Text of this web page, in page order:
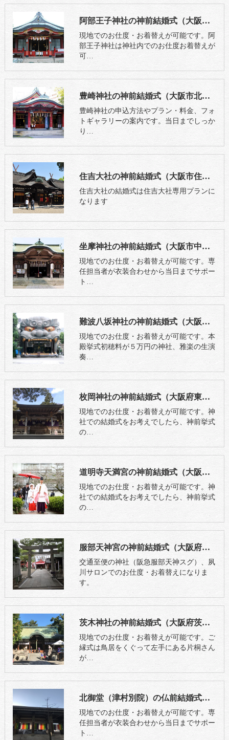
阿部王子神社の神前結婚式（大阪市阿倍野区）
現地でのお仕度・お着替えが可能です。阿
部王子神社は神社内でのお仕度お着替えが
可…
豊崎神社の神前結婚式（大阪市北区）
豊崎神社の申込方法やプラン・料金、フォ
トギャラリーの案内です。当日までしっか
り…
住吉大社の神前結婚式（大阪市住吉区）
住吉大社の結婚式は住吉大社専用プランに
なります
坐摩神社の神前結婚式（大阪市中央区）
現地でのお仕度・お着替えが可能です。専
任担当者が衣装合わせから当日までサポー
ト…
難波八坂神社の神前結婚式（大阪市浪速区）
現地でのお仕度・お着替えが可能です。本
殿挙式初穂料が５万円の神社、雅楽の生演
奏…
枚岡神社の神前結婚式（大阪府東大阪市）
現地でのお仕度・お着替えが可能です。神
社での結婚式をお考えでしたら、神前挙式
の…
道明寺天満宮の神前結婚式（大阪府藤井寺市）
現地でのお仕度・お着替えが可能です。神
社での結婚式をお考えでしたら、神前挙式
の…
服部天神宮の神前結婚式（大阪府豊中市）外国人カップル対応
交通至便の神社（阪急服部天神スグ）、夙
川サロンでのお仕度・お着替えになりま
す。
茨木神社の神前結婚式（大阪府茨木市）
現地でのお仕度・お着替えが可能です。ご
縁式は鳥居をくぐって左手にある片桐さん
が…
北御堂（津村別院）の仏前結婚式（大阪市中央区）
現地でのお仕度・お着替えが可能です。専
任担当者が衣装合わせから当日までサポー
ト…